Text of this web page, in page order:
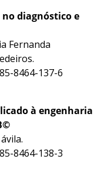
diagnóstico e
Fernanda
8464-137-6
à engenharia
8464-138-3